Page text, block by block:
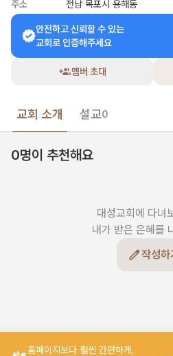
주소
전남 목포시 용해동
안전하고 신뢰할 수 있는
교회로 인증해주세요
멤버 초대
교회 소개 설교0
0명이 추천해요
대성교회에 다녀
내가 받은 은혜를
작성하
홈페이지보다 훨씬 간편하게,